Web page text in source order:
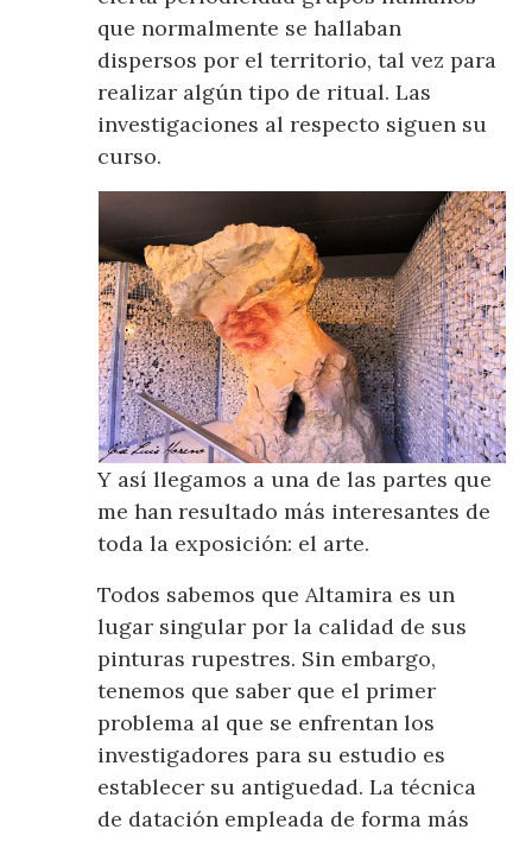
que normalmente se hallaban
dispersos por el territorio, tal vez para
realizar algún tipo de ritual. Las
investigaciones al respecto siguen su
curso.
Y así llegamos a una de las partes que
me han resultado más interesantes de
toda la exposición: el arte.
Todos sabemos que Altamira es un
lugar singular por la calidad de sus
pinturas rupestres. Sin embargo,
tenemos que saber que el primer
problema al que se enfrentan los
investigadores para su estudio es
establecer su antiguedad. La técnica
de datación empleada de forma más